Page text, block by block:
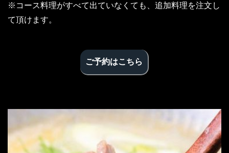
※コース料理がすべて出ていなくても、追加料理を注文し
て頂けます。
ご予約はこちら